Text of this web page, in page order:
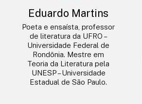
Eduardo Martins
Poeta e ensaísta, professor
de literatura da UFRO –
Universidade Federal de
Rondônia. Mestre em
Teoria da Literatura pela
UNESP – Universidade
Estadual de São Paulo.